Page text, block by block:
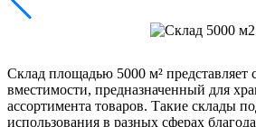
Склад площадью 5000 м² представляет
вместимости, предназначенный для
ассортимента товаров. Такие склады
использования в разных сферах